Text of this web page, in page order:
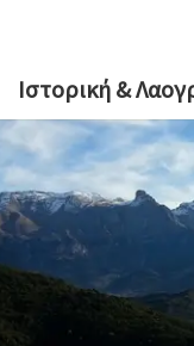
Ιστορική &